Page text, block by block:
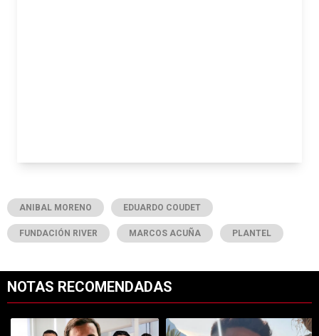
ANIBAL MORENO EDUARDO COUDET
FUNDACIÓN RIVER MARCOS ACUÑA PLANTEL
NOTAS RECOMENDADAS
Un artículo de tendencia con el título "Uno por uno, los millones
Un artículo de tendencia con el